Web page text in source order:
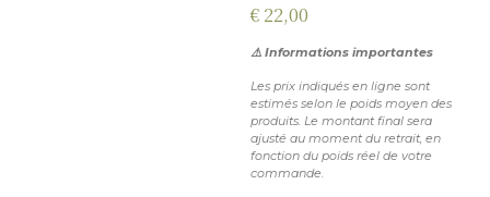
€22,00
⚠️ Informations importantes
Les prix indiqués en ligne sont
estimés selon le poids moyen des
produits. Le montant final sera
ajusté au moment du retrait, en
fonction du poids réel de votre
commande.